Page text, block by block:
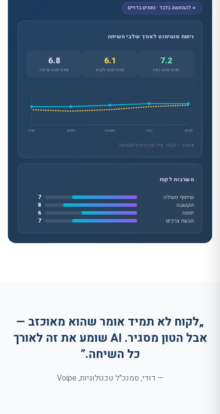
להמחשה בלבד · נתונים בדויים
ניתוח סנטימנט לאורך שלבי השיחה
7.2
סנטימנט נציג
6.1
סנטימנט לקוח
6.8
סנטימנט שיחה
פתיחה בירור התנגדות עלויות סגירה
● נציג ┄ לקוח · ציר זמן מימין לשמאל
מעורבות לקוח
שיתוף פעולה
7
הקשבה
8
יוזמה
6
הבעת צרכים
7
„לקוח לא תמיד אומר שהוא מאוכזב —
אבל הטון מסגיר. AI שומע את זה לאורך
כל השיחה.”
— דודי, סמנכ"ל טכנולוגיות, Voipe